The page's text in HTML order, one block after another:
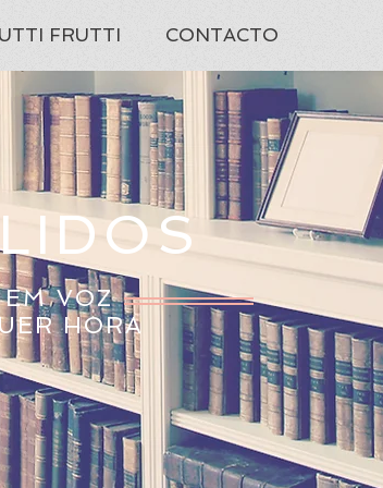
FRUTTI CONTACTO
VOZ
HORA